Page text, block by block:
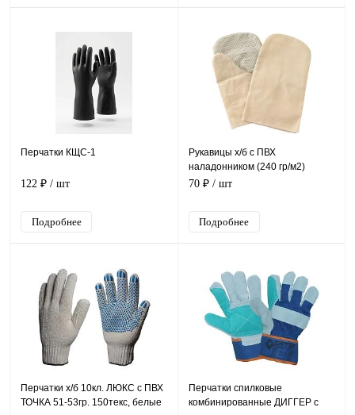
Перчатки КЩС-1
122 ₽ / шт
Подробнее
Рукавицы х/б с ПВХ
наладонником (240 гр/м2)
70 ₽ / шт
Подробнее
Перчатки х/б 10кл. ЛЮКС с ПВХ
ТОЧКА 51-53гр. 150текс, белые
Перчатки спилковые
комбинированные ДИГГЕР с